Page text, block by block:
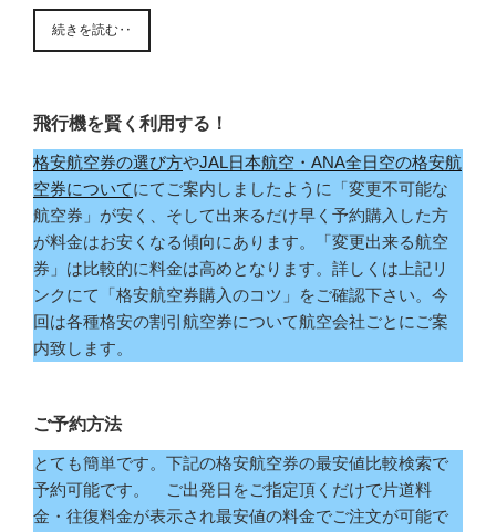
続きを読む‥
飛行機を賢く利用する！
格安航空券の選び方やJAL日本航空・ANA全日空の格安航
空券についてにてご案内しましたように「変更不可能な
航空券」が安く、そして出来るだけ早く予約購入した方
が料金はお安くなる傾向にあります。「変更出来る航空
券」は比較的に料金は高めとなります。詳しくは上記リ
ンクにて「格安航空券購入のコツ」をご確認下さい。今
回は各種格安の割引航空券について航空会社ごとにご案
内致します。
ご予約方法
とても簡単です。下記の格安航空券の最安値比較検索で
予約可能です。 ご出発日をご指定頂くだけで片道料
金・往復料金が表示され最安値の料金でご注文が可能で